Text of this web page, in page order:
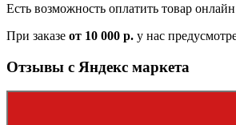
Есть возможность оплатить товар
При заказе от 10 000 р. у нас
Отзывы с Яндекс маркета